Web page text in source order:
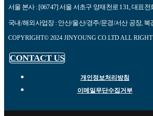
서울 본사 : [06747] 서울 서초구 양재천로 131, 대표전
국내/해외사업장 : 안산/울산/경주/문경/서산 공장,
COPYRIGHT© 2024 JINYOUNG CO.LTD ALL RIGHT
CONTACT US
개인정보처리방침
이메일무단수집거부